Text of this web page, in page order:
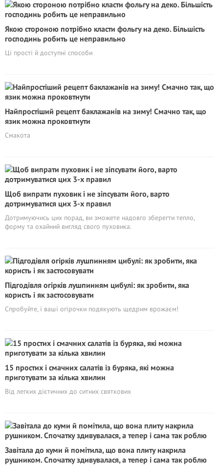
Якою стороною потрібно класти фольгу на деко. Більшість
господинь робить це неправильно
Ці прості й доступні способи
Найпростіший рецепт баклажанів на зиму! Смачно так, що
язик можна проковтнути
Смакота
Щоб випрати пуховик і не зіпсувати його, варто
дотримуватися цих 3-х правил
Дотримуючись цих порад, ви зможете надовго зберегти тепло,
форму та охайний вигляд свого пуховика.
Підгодівля огірків лушпинням цибулі: як зробити, яка
користь і як застосовувати
Спробуйте, і ваші огірочки подякують щедрим врожаєм!
15 простих і смачних салатів із буряка, які можна
приготувати за кілька хвилин
Від легких дієтичних до ситних святкових
Завітала до куми й помітила, що вона плиту накрила
рушником. Спочатку здивувалася, а тепер і сама так роблю